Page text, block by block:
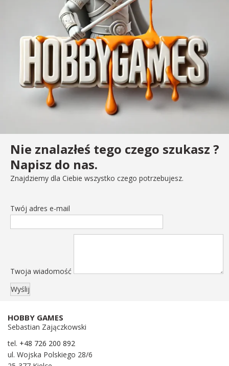
Nie znalazłeś tego czego szukasz ?
Napisz do nas.
Znajdziemy dla Ciebie wszystko czego potrzebujesz.
Twój adres e-mail
Twoja wiadomość
HOBBY GAMES
Sebastian Zajączkowski
tel. +48 726 200 892
ul. Wojska Polskiego 28/6